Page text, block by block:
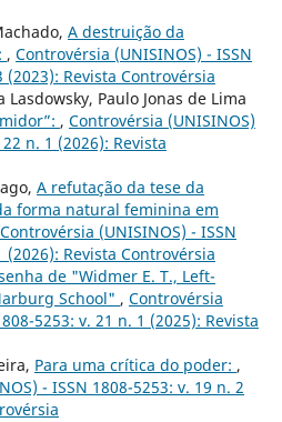
A destruição da
, Controvérsia (UNISINOS) - ISSN
(2023): Revista Controvérsia
Paulo Jonas de Lima
, Controvérsia (UNISINOS)
n. 1 (2026): Revista
A refutação da tese da
forma natural feminina em
Controvérsia (UNISINOS) - ISSN
(2026): Revista Controvérsia
de "Widmer E. T., Left-
School" , Controvérsia
5253: v. 21 n. 1 (2025): Revista
Para uma crítica do poder: ,
- ISSN 1808-5253: v. 19 n. 2